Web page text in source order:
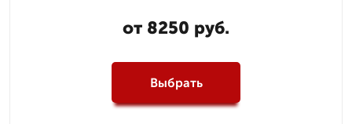
от 8250 руб.
Выбрать